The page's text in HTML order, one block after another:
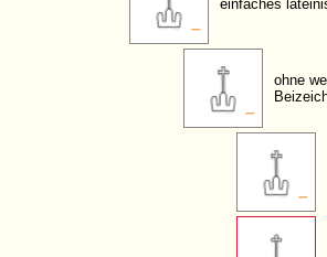
einfaches
ohne